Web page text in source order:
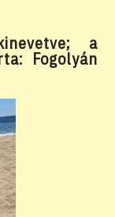
a
Fogolyán